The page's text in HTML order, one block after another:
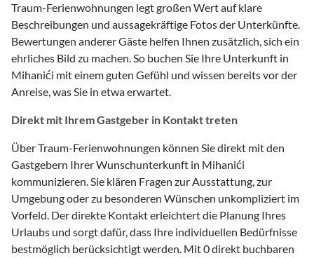
Traum-Ferienwohnungen legt großen Wert auf klare
Beschreibungen und aussagekräftige Fotos der Unterkünfte.
Bewertungen anderer Gäste helfen Ihnen zusätzlich, sich ein
ehrliches Bild zu machen. So buchen Sie Ihre Unterkunft in
Mihanići mit einem guten Gefühl und wissen bereits vor der
Anreise, was Sie in etwa erwartet.
Direkt mit Ihrem Gastgeber in Kontakt treten
Über Traum-Ferienwohnungen können Sie direkt mit den
Gastgebern Ihrer Wunschunterkunft in Mihanići
kommunizieren. Sie klären Fragen zur Ausstattung, zur
Umgebung oder zu besonderen Wünschen unkompliziert im
Vorfeld. Der direkte Kontakt erleichtert die Planung Ihres
Urlaubs und sorgt dafür, dass Ihre individuellen Bedürfnisse
bestmöglich berücksichtigt werden. Mit 0 direkt buchbaren